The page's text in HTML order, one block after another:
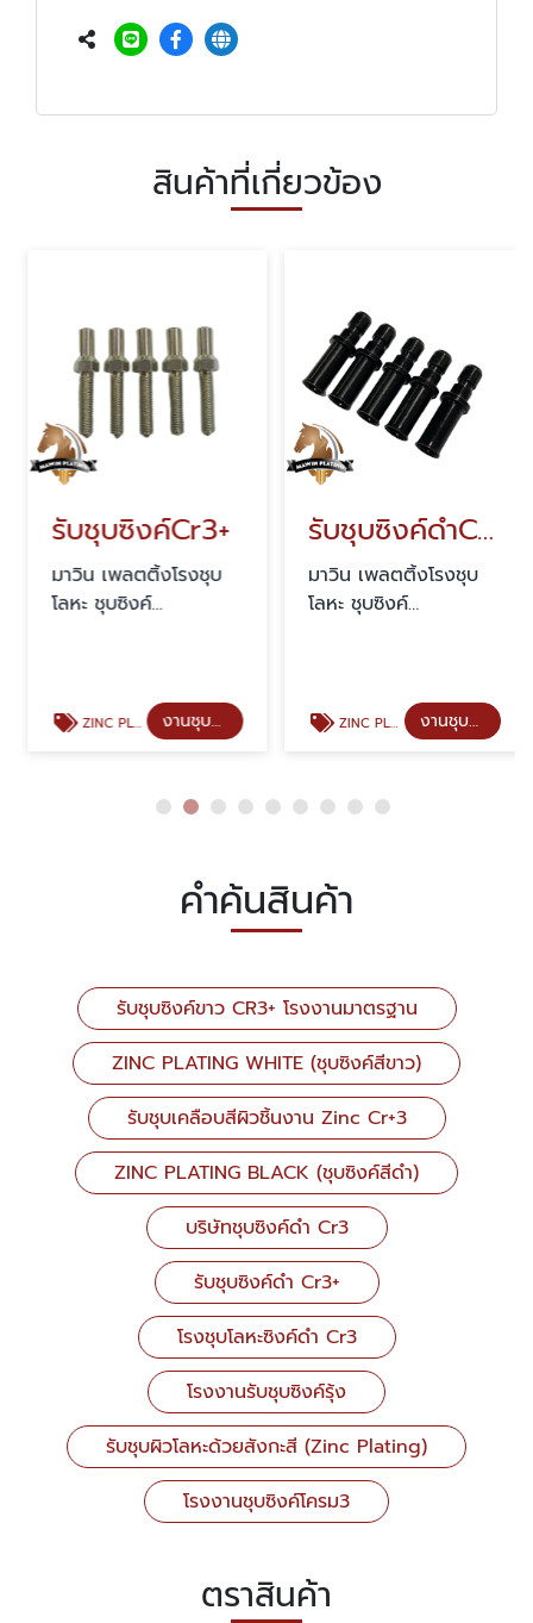
สินค้าที่เกี่ยวข้อง
รับชุบซิงค์Cr3+
มาวิน เพลตติ้งโรงชุบ
โลหะ ชุบซิงค์
ZINC PLATING WHITE (ชุบซิงค์สีขาว) งานชุบซิงค์คุณภาพ
รับชุบซิงค์ดำCr+3 ดำ
มาวิน เพลตติ้งโรงชุบ
โลหะ ชุบซิงค์
ZINC PLATING BLACK (ชุบซิงค์สีดำ) งานชุบซิงค์คุณภาพ
คำค้นสินค้า
รับชุบซิงค์ขาว CR3+ โรงงานมาตรฐาน
ZINC PLATING WHITE (ชุบซิงค์สีขาว)
รับชุบเคลือบสีผิวชิ้นงาน Zinc Cr+3
ZINC PLATING BLACK (ชุบซิงค์สีดำ)
บริษัทชุบซิงค์ดำ Cr3
รับชุบซิงค์ดำ Cr3+
โรงชุบโลหะซิงค์ดำ Cr3
โรงงานรับชุบซิงค์รุ้ง
รับชุบผิวโลหะด้วยสังกะสี (Zinc Plating)
โรงงานชุบซิงค์โครม3
ตราสินค้า